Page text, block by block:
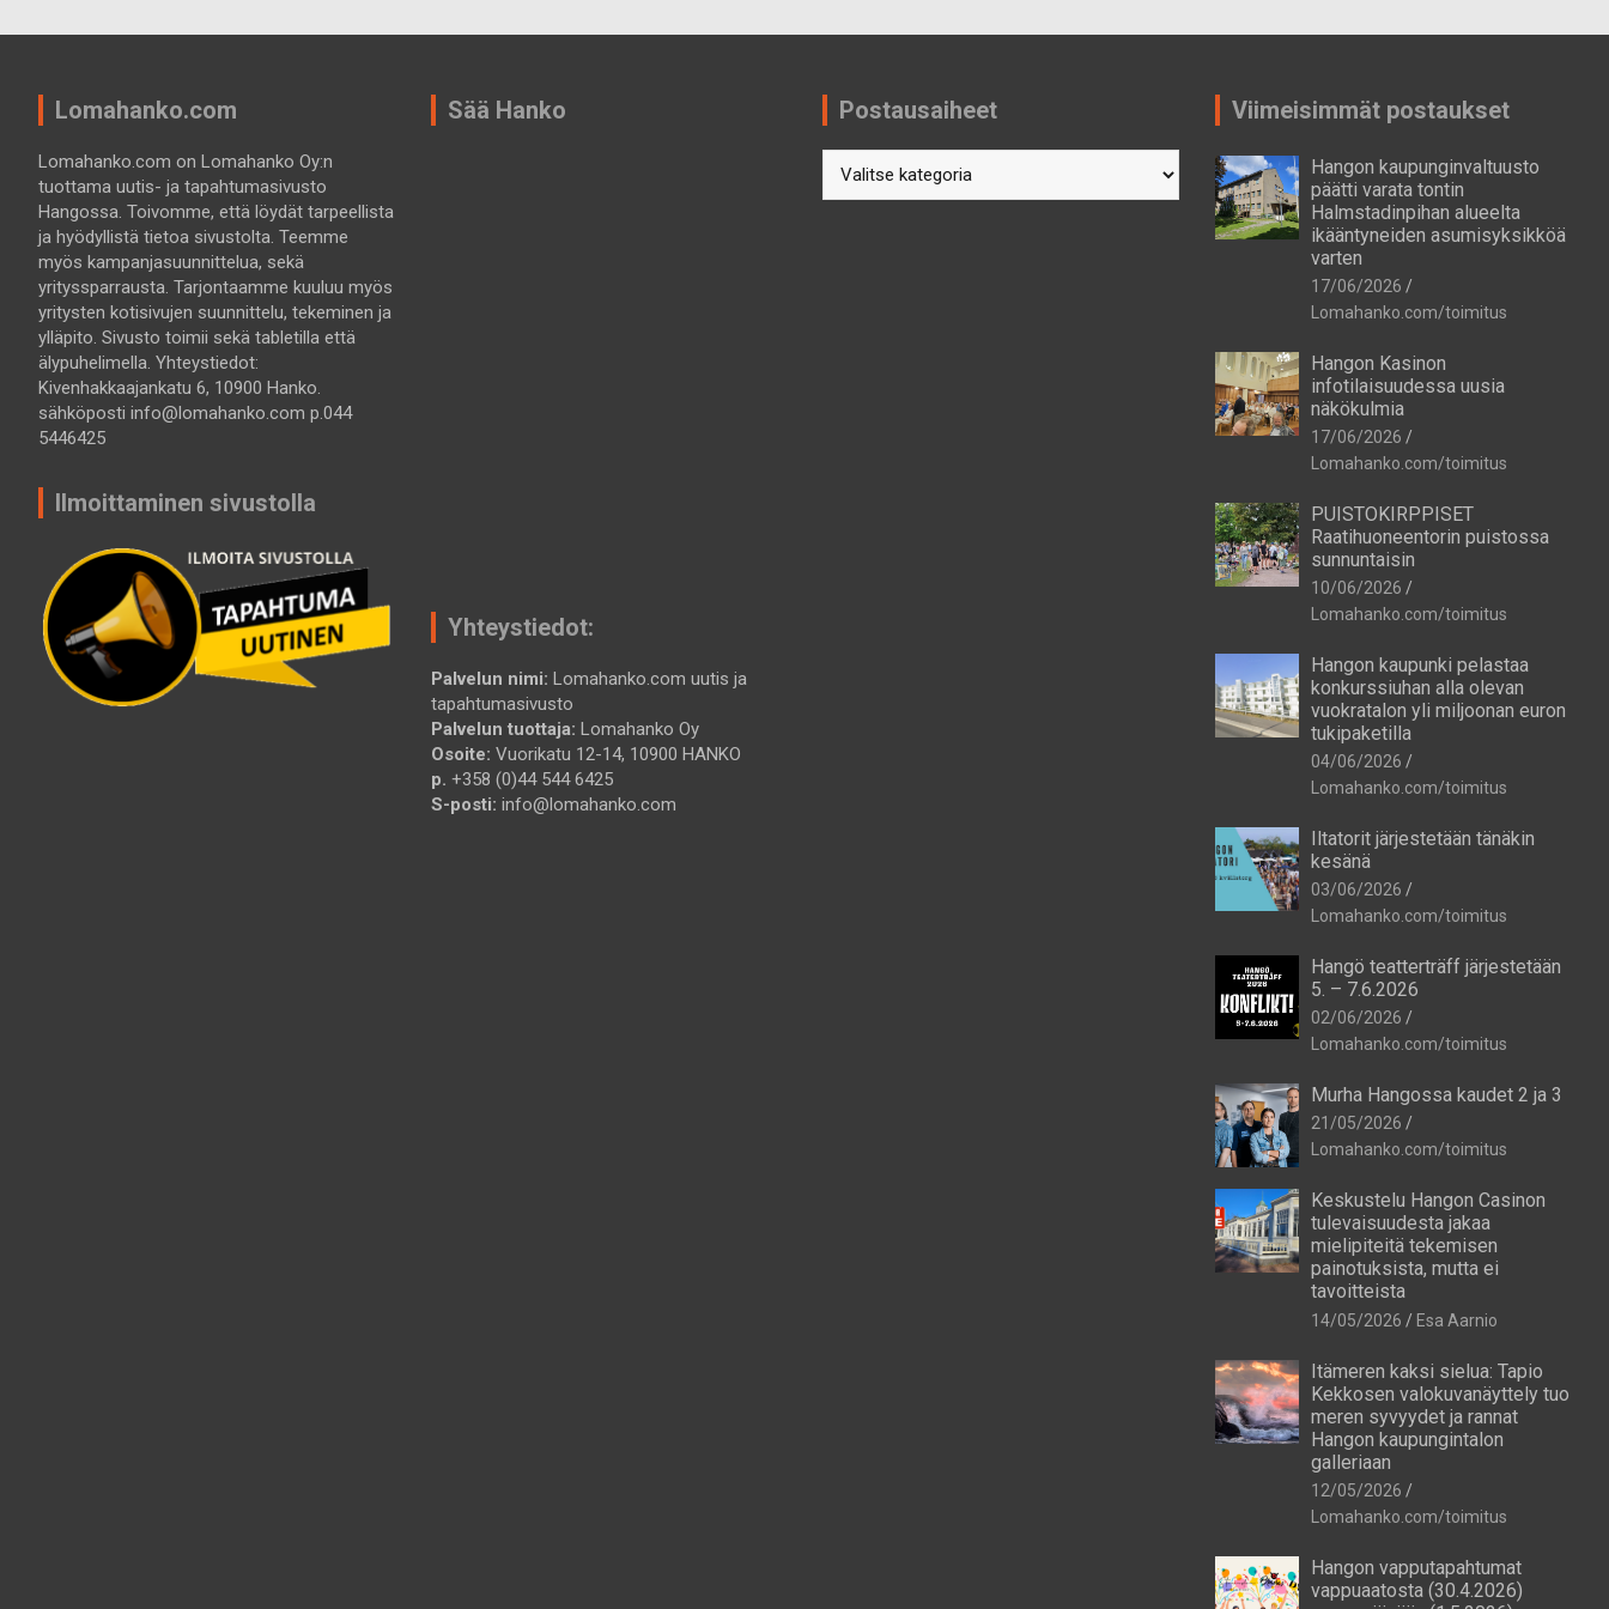
Lomahanko.com
Lomahanko.com on Lomahanko Oy:n
tuottama uutis- ja tapahtumasivusto
Hangossa. Toivomme, että löydät tarpeellista
ja hyödyllistä tietoa sivustolta. Teemme
myös kampanjasuunnittelua, sekä
yrityssparrausta. Tarjontaamme kuuluu myös
yritysten kotisivujen suunnittelu, tekeminen ja
ylläpito. Sivusto toimii sekä tabletilla että
älypuhelimella. Yhteystiedot:
Kivenhakkaajankatu 6, 10900 Hanko.
sähköposti info@lomahanko.com p.044
5446425
Ilmoittaminen sivustolla
Sää Hanko
Yhteystiedot:
Palvelun nimi: Lomahanko.com uutis ja
tapahtumasivusto
Palvelun tuottaja: Lomahanko Oy
Osoite: Vuorikatu 12-14, 10900 HANKO
p. +358 (0)44 544 6425
S-posti: info@lomahanko.com
Postausaiheet Viimeisimmät postaukset
Hangon kaupunginvaltuusto
päätti varata tontin
Halmstadinpihan alueelta
ikääntyneiden asumisyksikköä
varten
17/06/2026
Lomahanko.com/toimitus
Hangon Kasinon
infotilaisuudessa uusia
näkökulmia
17/06/2026
Lomahanko.com/toimitus
PUISTOKIRPPISET
Raatihuoneentorin puistossa
sunnuntaisin
10/06/2026
Lomahanko.com/toimitus
Hangon kaupunki pelastaa
konkurssiuhan alla olevan
vuokratalon yli miljoonan euron
tukipaketilla
04/06/2026
Lomahanko.com/toimitus
Iltatorit järjestetään tänäkin
kesänä
03/06/2026
Lomahanko.com/toimitus
Hangö teatterträff järjestetään
5. – 7.6.2026
02/06/2026
Lomahanko.com/toimitus
Murha Hangossa kaudet 2 ja 3
21/05/2026
Lomahanko.com/toimitus
Keskustelu Hangon Casinon
tulevaisuudesta jakaa
mielipiteitä tekemisen
painotuksista, mutta ei
tavoitteista
14/05/2026 Esa Aarnio
Itämeren kaksi sielua: Tapio
Kekkosen valokuvanäyttely tuo
meren syvyydet ja rannat
Hangon kaupungintalon
galleriaan
12/05/2026
Lomahanko.com/toimitus
Hangon vapputapahtumat
vappuaatosta (30.4.2026)